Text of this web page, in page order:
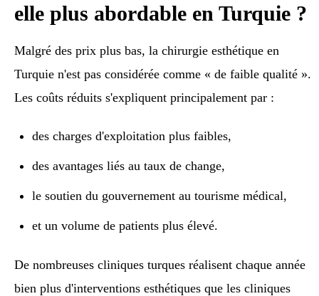
elle plus abordable en Turquie ?
Malgré des prix plus bas, la chirurgie esthétique en
Turquie n'est pas considérée comme « de faible qualité ».
Les coûts réduits s'expliquent principalement par :
des charges d'exploitation plus faibles,
des avantages liés au taux de change,
le soutien du gouvernement au tourisme médical,
et un volume de patients plus élevé.
De nombreuses cliniques turques réalisent chaque année
bien plus d'interventions esthétiques que les cliniques